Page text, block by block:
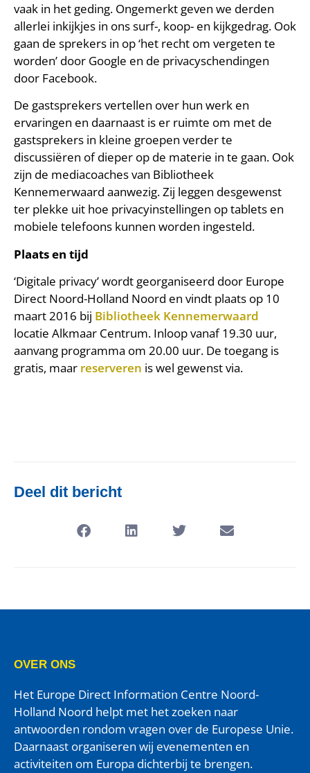
vaak in het geding. Ongemerkt geven we derden
allerlei inkijkjes in ons surf-, koop- en kijkgedrag. Ook
gaan de sprekers in op ‘het recht om vergeten te
worden’ door Google en de privacyschendingen
door Facebook.
De gastsprekers vertellen over hun werk en
ervaringen en daarnaast is er ruimte om met de
gastsprekers in kleine groepen verder te
discussiëren of dieper op de materie in te gaan. Ook
zijn de mediacoaches van Bibliotheek
Kennemerwaard aanwezig. Zij leggen desgewenst
ter plekke uit hoe privacyinstellingen op tablets en
mobiele telefoons kunnen worden ingesteld.
Plaats en tijd
‘Digitale privacy’ wordt georganiseerd door Europe
Direct Noord-Holland Noord en vindt plaats op 10
maart 2016 bij Bibliotheek Kennemerwaard
locatie Alkmaar Centrum. Inloop vanaf 19.30 uur,
aanvang programma om 20.00 uur. De toegang is
gratis, maar reserveren is wel gewenst via.
Deel dit bericht
OVER ONS
Het Europe Direct Information Centre Noord-
Holland Noord helpt met het zoeken naar
antwoorden rondom vragen over de Europese Unie.
Daarnaast organiseren wij evenementen en
activiteiten om Europa dichterbij te brengen.